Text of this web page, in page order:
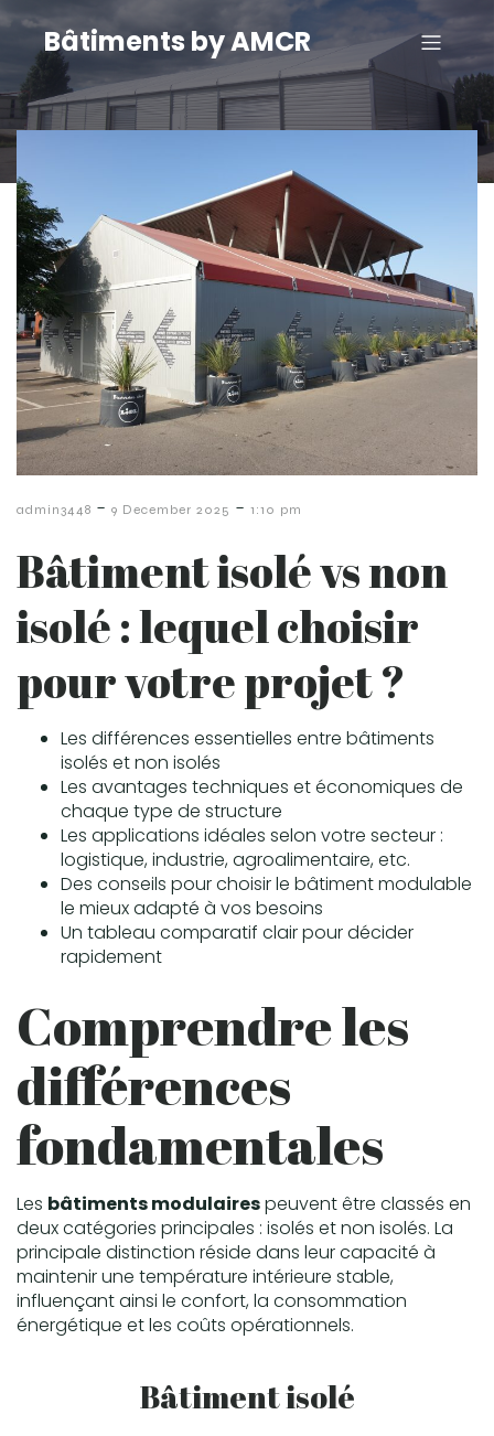
Bâtiments by AMCR
admin3448 - 9 December 2025 - 1:10 pm
Bâtiment isolé vs non
isolé : lequel choisir
pour votre projet ?
Les différences essentielles entre bâtiments
isolés et non isolés
Les avantages techniques et économiques de
chaque type de structure
Les applications idéales selon votre secteur :
logistique, industrie, agroalimentaire, etc.
Des conseils pour choisir le bâtiment modulable
le mieux adapté à vos besoins
Un tableau comparatif clair pour décider
rapidement
Comprendre les
différences
fondamentales
Les bâtiments modulairespeuvent être classés en
deux catégories principales : isolés et non isolés. La
principale distinction réside dans leur capacité à
maintenir une température intérieure stable,
influençant ainsi le confort, la consommation
énergétique et les coûts opérationnels.
Bâtiment isolé